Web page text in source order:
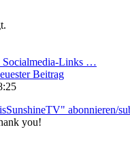
Links …
Beitrag
abonnieren/
you!